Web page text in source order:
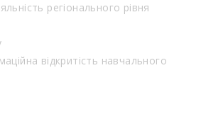
регіонального рівня
відкритість навчального